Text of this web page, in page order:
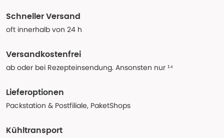
Schneller Versand
oft innerhalb von 24 h
Versandkostenfrei
ab oder bei Rezepteinsendung. Ansonsten nur ¹⁴
Lieferoptionen
Packstation & Postfiliale, PaketShops
Kühltransport